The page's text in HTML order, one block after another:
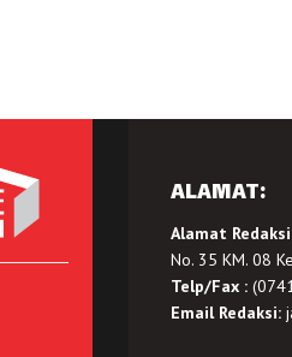
ALAMAT:
Alamat
No. 35 KM. 08
Telp/Fax :
Email Redaksi: